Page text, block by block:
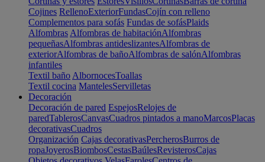
Cojines RellenoExteriorFundasCojín con relleno
Complementos para sofás Fundas de sofásPlaids
Alfombras Alfombras de habitaciónAlfombras
pequeñasAlfombras antideslizantesAlfombras de
exteriorAlfombras de bañoAlfombras de salónAlfombras
infantiles
Textil baño AlbornocesToallas
Textil cocina MantelesServilletas
Decoración
Decoración de pared EspejosRelojes de
paredTablerosCanvasCuadros pintados a manoMarcosPlacas
decorativasCuadros
Organización Cajas decorativasPercherosBurros de
ropaJoyerosBiombosCestasBaúlesRevisterosCajas